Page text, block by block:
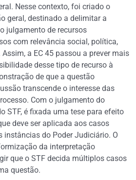
Nesse contexto, foi criado o
geral, destinado a delimitar a
julgamento de recursos
com relevância social, política,
a EC 45 passou a prever mais
desse tipo de recurso à
de que a questão
transcende o interesse das
Com o julgamento do
STF, é fixada uma tese para efeito
deve ser aplicada aos casos
instâncias do Poder Judiciário. O
da interpretação
que o STF decida múltiplos casos
questão.